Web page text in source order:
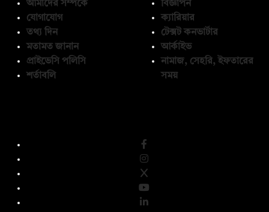
আমাদের সম্পর্কে
যোগাযোগ
তথ্য দিন
মতামত জানান
প্রাইভেসি পলিসি
শর্তাবলি
বিজ্ঞাপন
ক্যারিয়ার
টেক্সট কনভার্টার
আর্কাইভ
নামাজ, সেহরি, ইফতারের
সময়